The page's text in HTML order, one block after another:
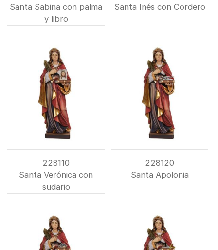
Santa Sabina con palma
y libro
Santa Inés con Cordero
228110
Santa Verónica con
sudario
228120
Santa Apolonia